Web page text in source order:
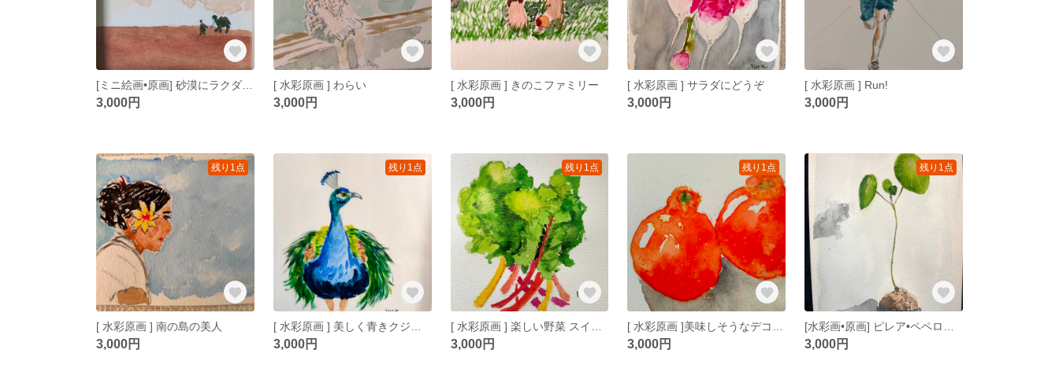
3,000円
[ 水彩原画 ] わらい
3,000円
[ 水彩原画 ] きのこファミリー
3,000円
[ 水彩原画 ] サラダにどうぞ
3,000円
[ 水彩原画 ] Run!
3,000円
残り1点
[ 水彩原画 ] 南の島の美人
3,000円
残り1点
3,000円
残り1点
3,000円
残り1点
3,000円
残り1点
3,000円